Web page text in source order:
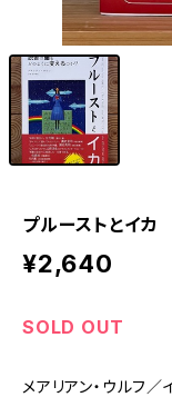
プルーストとイカ
¥2,640
SOLD OUT
メアリアン・ウルフ／